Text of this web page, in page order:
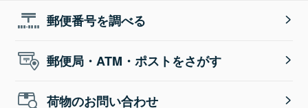
郵便番号を調べる
郵便局・ATM・ポストをさがす
荷物のお問い合わせ